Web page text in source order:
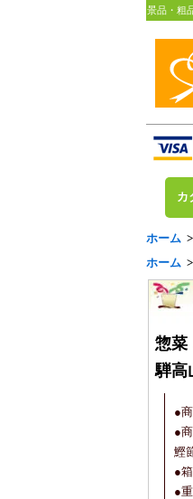
景品・粗
カ
ホーム
ホーム
惣菜
騨高
●
●
鰹
●
●